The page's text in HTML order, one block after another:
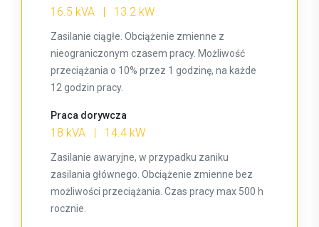
16.5 kVA | 13.2 kW
Zasilanie ciągłe. Obciążenie zmienne z
nieograniczonym czasem pracy. Możliwość
przeciążania o 10% przez 1 godzinę, na każde
12 godzin pracy.
Praca dorywcza
18 kVA | 14.4 kW
Zasilanie awaryjne, w przypadku zaniku
zasilania głównego. Obciążenie zmienne bez
możliwości przeciążania. Czas pracy max 500 h
rocznie.